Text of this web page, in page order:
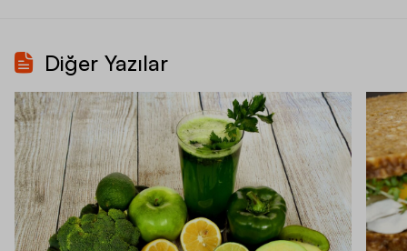
Diğer Yazılar